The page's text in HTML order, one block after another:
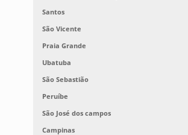
Santos
São Vicente
Praia Grande
Ubatuba
São Sebastião
Peruíbe
São José dos campos
Campinas